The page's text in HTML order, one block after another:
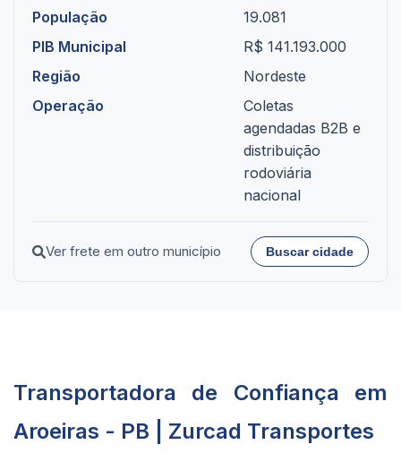
População
19.081
PIB Municipal
R$ 141.193.000
Região
Nordeste
Operação
Coletas
agendadas B2B e
distribuição
rodoviária
nacional
Ver frete em outro município Buscar cidade
Transportadora de Confiança em
Aroeiras - PB | Zurcad Transportes